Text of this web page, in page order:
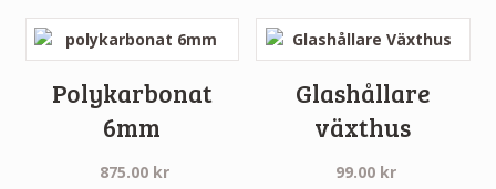
Polykarbonat
6mm
875.00 kr
Glashållare
växthus
99.00 kr